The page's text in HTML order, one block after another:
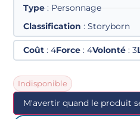
Type: Personnage
Classification : Storyborn
Coût : 4Force : 4Volonté : 3
Indisponible
M'avertir quand le produit